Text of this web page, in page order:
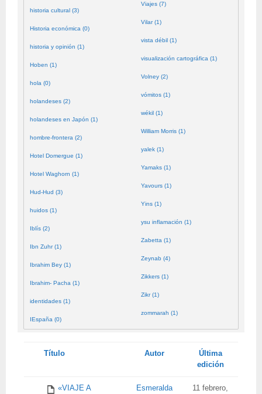
historia cultural (3)
Historia económica (0)
historia y opinión (1)
Hoben (1)
hola (0)
holandeses (2)
holandeses en Japón (1)
hombre-frontera (2)
Hotel Domergue (1)
Hotel Waghorn (1)
Hud-Hud (3)
huidos (1)
Iblís (2)
Ibn Zuhr (1)
Ibrahim Bey (1)
Ibrahim- Pacha (1)
identidades (1)
IEspaña (0)
Viajes (7)
Vilar (1)
vista débil (1)
visualización cartográfica (1)
Volney (2)
vómitos (1)
wékil (1)
William Morris (1)
yalek (1)
Yamaks (1)
Yavours (1)
Yins (1)
ysu inflamación (1)
Zabetta (1)
Zeynab (4)
Zikkers (1)
Zikr (1)
zommarah (1)
Tienes
Título Autor
Última
edición
«VIAJE A
Esmeralda
11 febrero,